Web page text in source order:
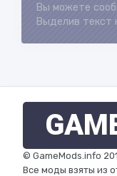
Вы можете
Выделив текст
© GameMods.info
Все моды взяты из